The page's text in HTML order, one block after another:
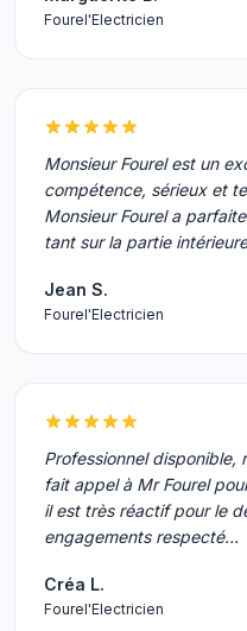
Fourel'Electricien
Monsieur Fourel est un
compétence, sérieux et
Monsieur Fourel a
tant sur la partie
Jean S.
Fourel'Electricien
Professionnel
fait appel à Mr Fourel
il est très réactif pour le
engagements respecté…
Créa L.
Fourel'Electricien